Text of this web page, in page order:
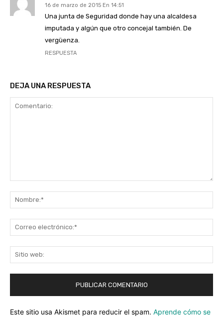
16 de marzo de 2015 En 14:51
Una junta de Seguridad donde hay una alcaldesa
imputada y algún que otro concejal también. De
vergüenza.
RESPUESTA
DEJA UNA RESPUESTA
Este sitio usa Akismet para reducir el spam. Aprende cómo se